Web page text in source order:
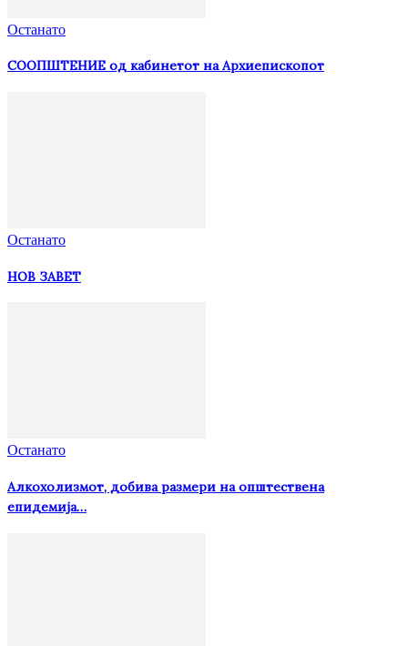
Останато
СООПШТЕНИЕ од кабинетот на Архиепископот
Останато
НОВ ЗАВЕТ
Останато
Алкохолизмот, добива размери на општествена
епидемија…